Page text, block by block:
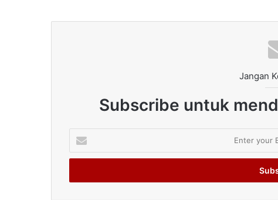
Jangan
Subscribe untuk
your
Email